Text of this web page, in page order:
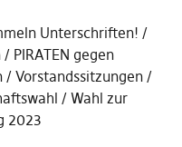
Unterschriften!
PIRATEN gegen
Vorstandssitzungen
/ Wahl zur
2023